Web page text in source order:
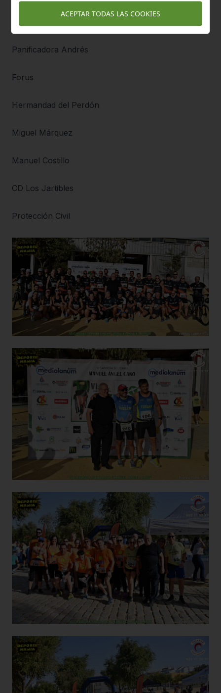
Panificadora Andrés
Forus
Hermandad del Perdón
Miguel Márquez
Manuel Costillo
CD Los Jartibles
Protección Civil
ACEPTAR TODAS LAS COOKIES